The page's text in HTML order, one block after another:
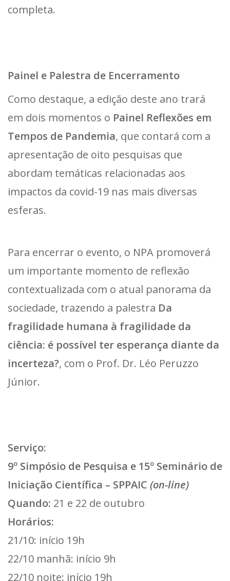
completa.
Painel e Palestra de Encerramento
Como destaque, a edição deste ano trará
em dois momentos o Painel Reflexões em
Tempos de Pandemia, que contará com a
apresentação de oito pesquisas que
abordam temáticas relacionadas aos
impactos da covid-19 nas mais diversas
esferas.
Para encerrar o evento, o NPA promoverá
um importante momento de reflexão
contextualizada com o atual panorama da
sociedade, trazendo a palestra Da
fragilidade humana à fragilidade da
ciência: é possível ter esperança diante da
incerteza?, com o Prof. Dr. Léo Peruzzo
Júnior.
Serviço:
9º Simpósio de Pesquisa e 15º Seminário de
Iniciação Científica – SPPAIC (on-line)
Quando: 21 e 22 de outubro
Horários:
21/10: início 19h
22/10 manhã: início 9h
22/10 noite: início 19h